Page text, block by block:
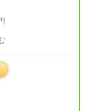
円
：月給193,000 円
ます。
ません